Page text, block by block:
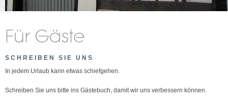
SCHREIBEN SIE UNS
In jedem Urlaub kann etwas schiefgehen.
Schreiben Sie uns bitte ins Gästebuch, damit wir uns verbessern können.